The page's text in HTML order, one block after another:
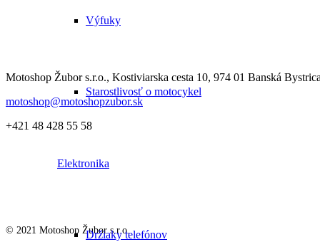
Výfuky
Starostlivosť o motocykel
Elektronika
Držiaky telefónov
Motoshop Žubor s.r.o., Kostiviarska cesta 10, 974 01 Banská Bystrica
motoshop@motoshopzubor.sk
+421 48 428 55 58
© 2021 Motoshop Žubor s.r.o.